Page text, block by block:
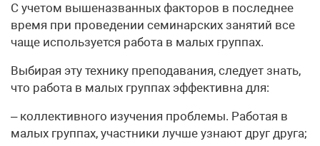
С учетом вышеназванных факторов в последнее
время при проведении семинарских занятий все
чаще используется работа в малых группах.
Выбирая эту технику преподавания, следует знать,
что работа в малых группах эффективна для:
– коллективного изучения проблемы. Работая в
малых группах, участники лучше узнают друг друга;